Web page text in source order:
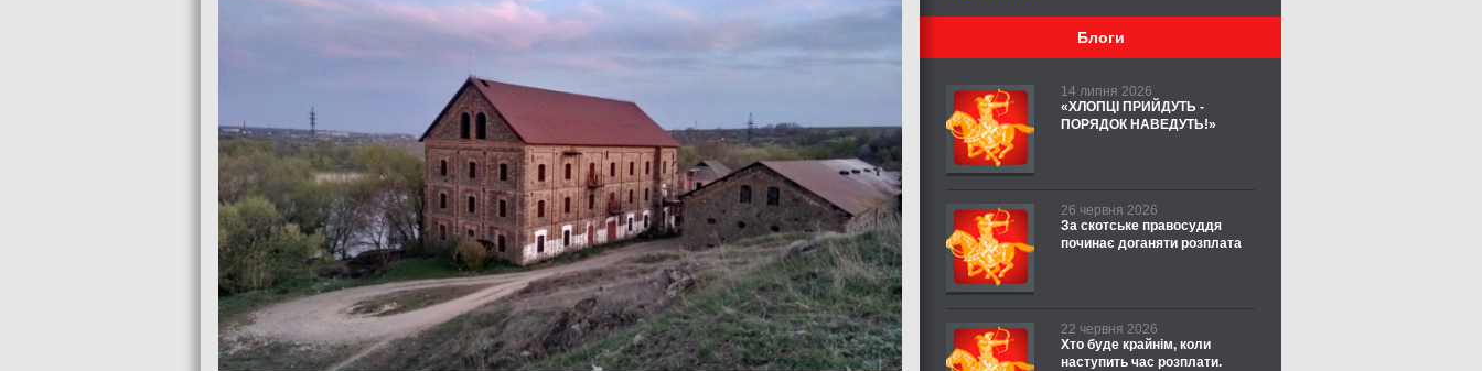
Блоги
14 липня 2026
«ХЛОПЦІ ПРИЙДУТЬ -
ПОРЯДОК НАВЕДУТЬ!»
26 червня 2026
За скотське правосуддя
починає доганяти розплата
22 червня 2026
Хто буде крайнім, коли
наступить час розплати.